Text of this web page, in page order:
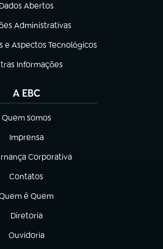
Dados Abertos
(abre em nova aba)
Administrativas
em nova aba)
e Aspectos Tecnológicos
aba)
Informações
em nova aba)
A EBC
Quem somos
(abre em nova aba)
Imprensa
(abre em nova aba)
Corporativa
em nova aba)
Contatos
(abre em nova aba)
é Quem
em nova aba)
Diretoria
(abre em nova aba)
Ouvidoria
(abre em nova aba)